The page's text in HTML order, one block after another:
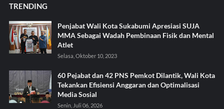
TRENDING
Penjabat Wali Kota Sukabumi Apresiasi SUJA
MMA Sebagai Wadah Pembinaan Fisik dan Mental
Atlet
Selasa, Oktober 10, 2023
60 Pejabat dan 42 PNS Pemkot Dilantik, Wali Kota
Tekankan Efisiensi Anggaran dan Optimalisasi
Media Sosial
Senin, Juli 06, 2026